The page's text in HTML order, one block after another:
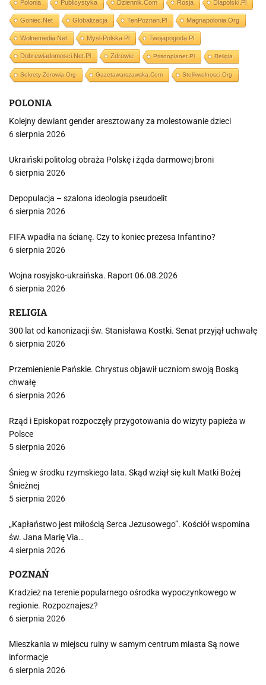
Polonia Publicystyka Dziennik.com Rosja Dlapolski.pl
Goniec.net Globalizacja TenPoznan.pl Magnapolonia.org
Wolnemedia.net Mysl-Polska.pl Twojapogoda.pl
Dobrewiadomosci.net.pl Zdrowie Prisonplanet.pl Religia
Sekrety-Zdrowia.org Gazetawarszawska.com Stolikwolnosci.org
POLONIA
Kolejny dewiant gender aresztowany za molestowanie dzieci
6 sierpnia 2026
Ukraiński politolog obraża Polskę i żąda darmowej broni
6 sierpnia 2026
Depopulacja – szalona ideologia pseudoelit
6 sierpnia 2026
FIFA wpadła na ścianę. Czy to koniec prezesa Infantino?
6 sierpnia 2026
Wojna rosyjsko-ukraińska. Raport 06.08.2026
6 sierpnia 2026
RELIGIA
300 lat od kanonizacji św. Stanisława Kostki. Senat przyjął uchwałę
6 sierpnia 2026
Przemienienie Pańskie. Chrystus objawił uczniom swoją Boską
chwałę
6 sierpnia 2026
Rząd i Episkopat rozpoczęły przygotowania do wizyty papieża w
Polsce
5 sierpnia 2026
Śnieg w środku rzymskiego lata. Skąd wziął się kult Matki Bożej
Śnieżnej
5 sierpnia 2026
„Kapłaństwo jest miłością Serca Jezusowego”. Kościół wspomina
św. Jana Marię Via…
4 sierpnia 2026
POZNAŃ
Kradzież na terenie popularnego ośrodka wypoczynkowego w
regionie. Rozpoznajesz?
6 sierpnia 2026
Mieszkania w miejscu ruiny w samym centrum miasta Są nowe
informacje
6 sierpnia 2026